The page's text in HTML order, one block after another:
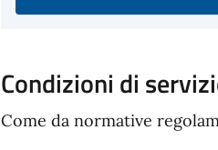
Condizioni di
Come da normative